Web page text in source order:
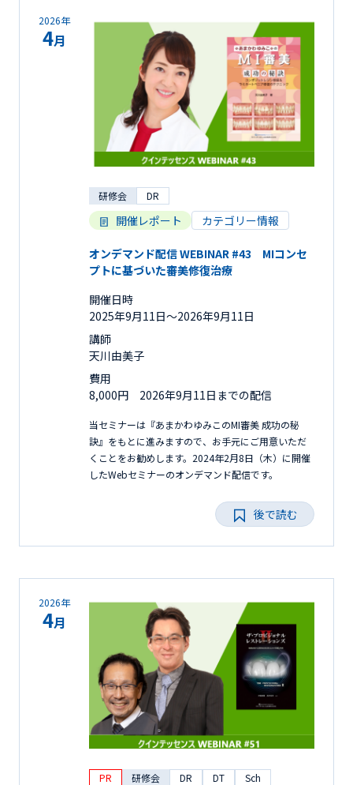
2026年
4月
研修会 DR
開催レポート カテゴリー情報
オンデマンド配信 WEBINAR #43 MIコンセ
プトに基づいた審美修復治療
開催日時
2025年9月11日〜2026年9月11日
講師
天川由美子
費用
8,000円 2026年9月11日までの配信
当セミナーは『あまかわゆみこのMI審美 成功の秘
訣』をもとに進みますので、お手元にご用意いただ
くことをお勧めします。2024年2月8日（木）に開催
したWebセミナーのオンデマンド配信です。
後で読む
2026年
4月
PR 研修会 DR DT Sch